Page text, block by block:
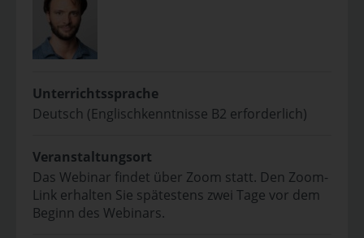
Unterrichtssprache
Deutsch (Englischkenntnisse B2 erforderlich)
Veranstaltungsort
Das Webinar findet über Zoom statt. Den Zoom-
Link erhalten Sie spätestens zwei Tage vor dem
Beginn des Webinars.